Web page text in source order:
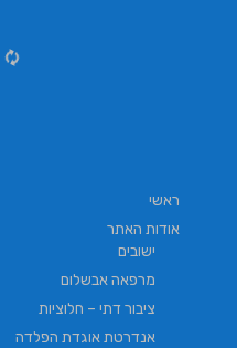
ראשי
אודות האתר
ישובים
מרפאה אבשלום
ציבור דתי – חלוציות
אנדרטת אוגדת הפלדה